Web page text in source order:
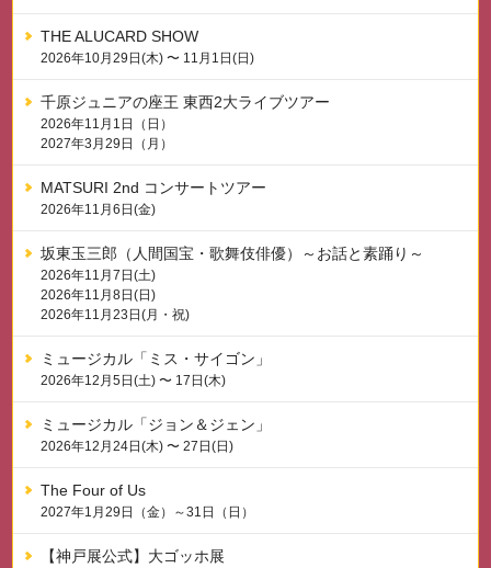
THE ALUCARD SHOW
2026年10月29日(木) 〜 11月1日(日)
千原ジュニアの座王 東西2大ライブツアー
2026年11月1日（日）
2027年3月29日（月）
MATSURI 2nd コンサートツアー
2026年11月6日(金)
坂東玉三郎（人間国宝・歌舞伎俳優）～お話と素踊り～
2026年11月7日(土)
2026年11月8日(日)
2026年11月23日(月・祝)
ミュージカル「ミス・サイゴン」
2026年12月5日(土) 〜 17日(木)
ミュージカル「ジョン＆ジェン」
2026年12月24日(木) 〜 27日(日)
The Four of Us
2027年1月29日（金）～31日（日）
【神戸展公式】大ゴッホ展